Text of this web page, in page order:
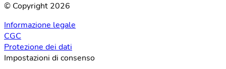
© Copyright 2026
Informazione legale
CGC
Protezione dei dati
Impostazioni di consenso